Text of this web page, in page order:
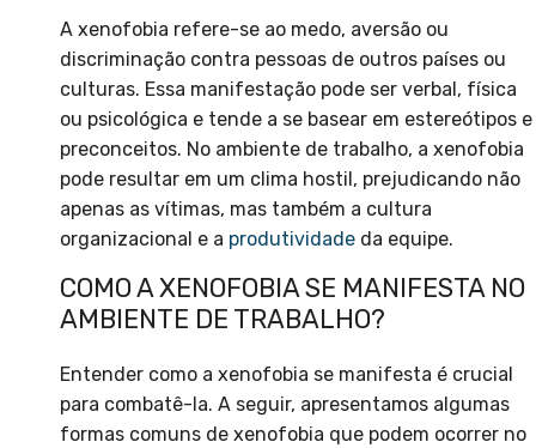
A xenofobia refere-se ao medo, aversão ou
discriminação contra pessoas de outros países ou
culturas. Essa manifestação pode ser verbal, física
ou psicológica e tende a se basear em estereótipos e
preconceitos. No ambiente de trabalho, a xenofobia
pode resultar em um clima hostil, prejudicando não
apenas as vítimas, mas também a cultura
organizacional e a produtividade da equipe.
COMO A XENOFOBIA SE MANIFESTA NO
AMBIENTE DE TRABALHO?
Entender como a xenofobia se manifesta é crucial
para combatê-la. A seguir, apresentamos algumas
formas comuns de xenofobia que podem ocorrer no